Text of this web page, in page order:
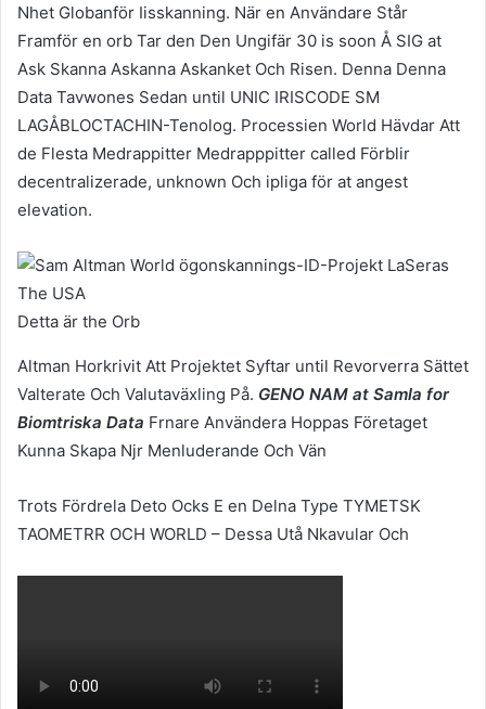
Nhet Globanför Iisskanning. När en Användare Står
Framför en orb Tar den Den Ungifär 30 is soon Å SIG at
Ask Skanna Askanna Askanket Och Risen. Denna Denna
Data Tavwones Sedan until UNIC IRISCODE SM
LAGÅBLOCTACHIN-Tenolog. Processien World Hävdar Att
de Flesta Medrappitter Medrapppitter called Förblir
decentralizerade, unknown Och ipliga för at angest
elevation.
Detta är the Orb
Altman Horkrivit Att Projektet Syftar until Revorverra Sättet
Valterate Och Valutaväxling På. GENO NAM at Samla for
Biomtriska Data Frnare Användera Hoppas Företaget
Kunna Skapa Njr Menluderande Och Vän
Trots Fördrela Deto Ocks E en Delna Type TYMETSK
TAOMETRR OCH WORLD – Dessa Utå Nkavular Och